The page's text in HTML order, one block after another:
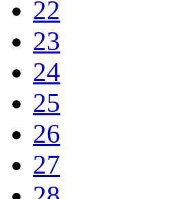
22
23
24
25
26
27